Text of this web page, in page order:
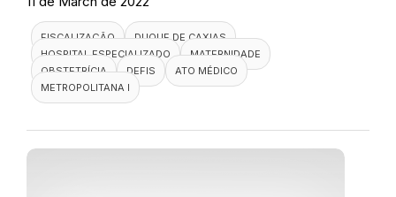
FISCALIZAÇÃO
DUQUE DE CAXIAS
HOSPITAL ESPECIALIZADO
MATERNIDADE
OBSTETRÍCIA
DEFIS
ATO MÉDICO
METROPOLITANA I